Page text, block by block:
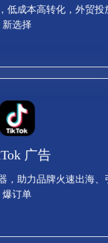
低成本高转化，外贸投
新选择
广告
低成本高转化，外贸投放
广告
，助力品牌火速出海、
爆订单广告
，助力品牌火速出海、引
查看更多